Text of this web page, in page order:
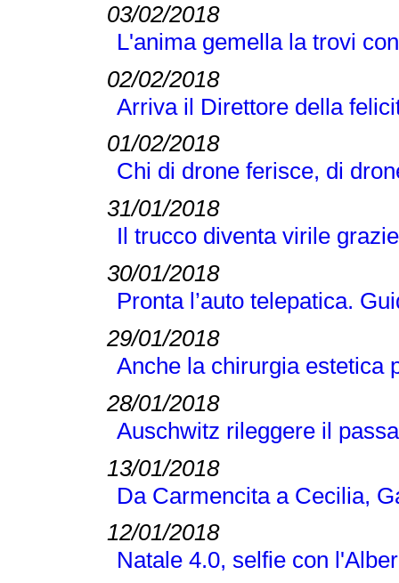
03/02/2018
L'anima gemella la trovi
02/02/2018
Arriva il Direttore della
01/02/2018
Chi di drone ferisce, di
31/01/2018
Il trucco diventa virile
30/01/2018
Pronta l’auto telepatica.
29/01/2018
Anche la chirurgia estetica
28/01/2018
Auschwitz rileggere il
13/01/2018
Da Carmencita a Cecilia,
12/01/2018
Natale 4.0, selfie con